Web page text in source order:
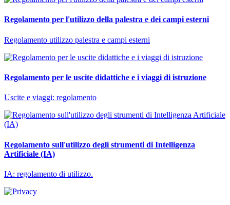
Regolamento per l'utilizzo della palestra e dei campi esterni
Regolamento utilizzo palestra e campi esterni
Regolamento per le uscite didattiche e i viaggi di istruzione
Uscite e viaggi: regolamento
Regolamento sull'utilizzo degli strumenti di Intelligenza
Artificiale (IA)
IA: regolamento di utilizzo.